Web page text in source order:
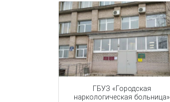
ГБУЗ «Городская
наркологическая больница»